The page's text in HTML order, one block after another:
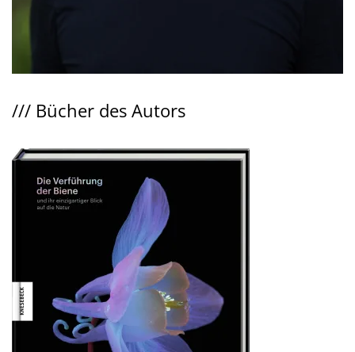
/// Bücher des Autors